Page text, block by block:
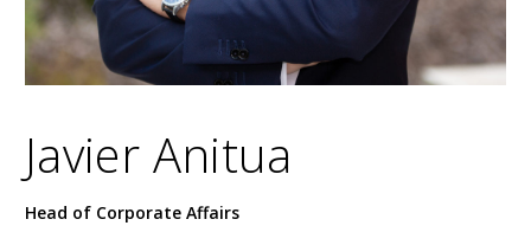
Javier Anitua
Head of Corporate Affairs